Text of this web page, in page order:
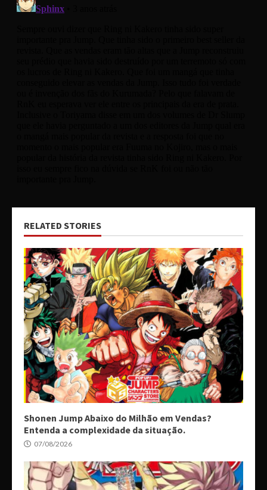
RELATED STORIES
Shonen Jump Abaixo do Milhão em Vendas?
Entenda a complexidade da situação.
07/08/2026